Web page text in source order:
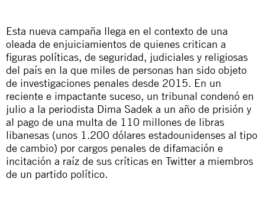
Esta nueva campaña llega en el contexto de una
oleada de enjuiciamientos de quienes critican a
figuras políticas, de seguridad, judiciales y religiosas
del país en la que miles de personas han sido objeto
de investigaciones penales desde 2015. En un
reciente e impactante suceso, un tribunal condenó en
julio a la periodista Dima Sadek a un año de prisión y
al pago de una multa de 110 millones de libras
libanesas (unos 1.200 dólares estadounidenses al tipo
de cambio) por cargos penales de difamación e
incitación a raíz de sus críticas en Twitter a miembros
de un partido político.